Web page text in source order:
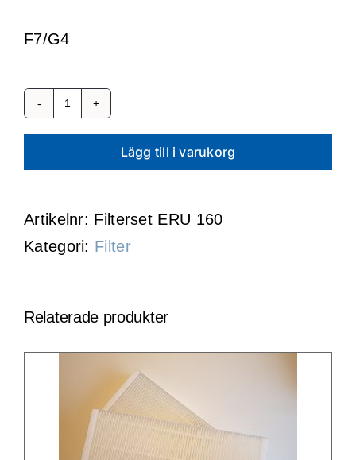
WooCommerce Cart
F7/G4
Filterset
160
mängd
Lägg till i varukorg
Artikelnr: Filterset ERU 160
Kategori: Filter
Relaterade produkter